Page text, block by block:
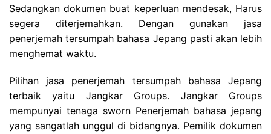
Sedangkan dokumen buat keperluan mendesak, Harus
segera diterjemahkan. Dengan gunakan jasa
penerjemah tersumpah bahasa Jepang pasti akan lebih
menghemat waktu.
Pilihan jasa penerjemah tersumpah bahasa Jepang
terbaik yaitu Jangkar Groups. Jangkar Groups
mempunyai tenaga sworn Penerjemah bahasa jepang
yang sangatlah unggul di bidangnya. Pemilik dokumen